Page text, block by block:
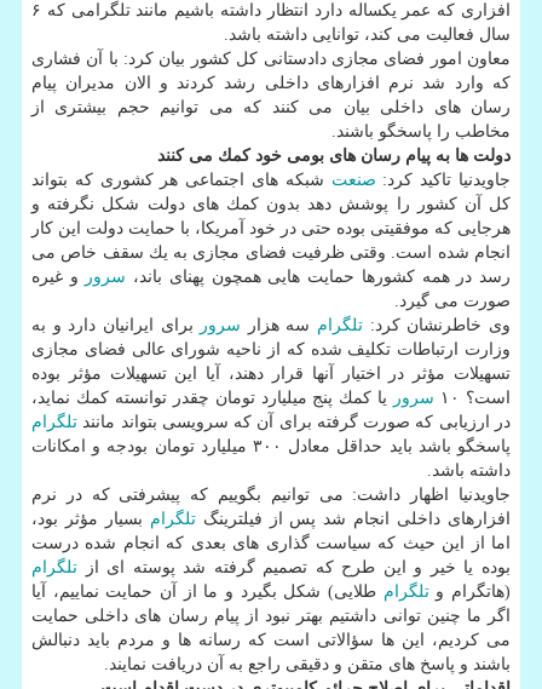
افزاری كه عمر یكساله دارد انتظار داشته باشیم مانند تلگرامی كه ۶
سال فعالیت می كند، توانایی داشته باشد.
معاون امور فضای مجازی دادستانی كل كشور بیان كرد: با آن فشاری
كه وارد شد نرم افزارهای داخلی رشد كردند و الان مدیران پیام
رسان های داخلی بیان می كنند كه می توانیم حجم بیشتری از
مخاطب را پاسخگو باشند.
دولت ها به پیام رسان های بومی خود كمك می كنند
جاویدنیا تاكید كرد: صنعت شبكه های اجتماعی هر كشوری كه بتواند
كل آن كشور را پوشش دهد بدون كمك های دولت شكل نگرفته و
هرجایی كه موفقیتی بوده حتی در خود آمریكا، با حمایت دولت این كار
انجام شده است. وقتی ظرفیت فضای مجازی به یك سقف خاص می
رسد در همه كشورها حمایت هایی همچون پهنای باند، سرور
و غیره
صورت می گیرد.
وی خاطرنشان كرد: تلگرام سه هزار سرور
برای ایرانیان دارد و به
وزارت ارتباطات تكلیف شده كه از ناحیه شورای عالی فضای مجازی
تسهیلات مؤثر در اختیار آنها قرار دهند، آیا این تسهیلات مؤثر بوده
است؟ ۱۰
سرور
یا كمك پنج میلیارد تومان چقدر توانسته كمك نماید،
در ارزیابی كه صورت گرفته برای آن كه سرویسی بتواند مانند تلگرام
پاسخگو باشد باید حداقل معادل ۳۰۰ میلیارد تومان بودجه و امكانات
داشته باشد.
جاویدنیا اظهار داشت: می توانیم بگوییم كه پیشرفتی كه در نرم
افزارهای داخلی انجام شد پس از فیلترینگتلگرام بسیار مؤثر بود،
اما از این حیث كه سیاست گذاری های بعدی كه انجام شده درست
بوده یا خیر و این طرح كه تصمیم گرفته شد پوسته ای از تلگرام
(هاتگرام وتلگرام طلایی) شكل بگیرد و ما از آن حمایت نماییم، آیا
اگر ما چنین توانی داشتیم بهتر نبود از پیام رسان های داخلی حمایت
می كردیم، این ها سؤالاتی است كه رسانه ها و مردم باید دنبالش
باشند و پاسخ های متقن و دقیقی راجع به آن دریافت نمایند.